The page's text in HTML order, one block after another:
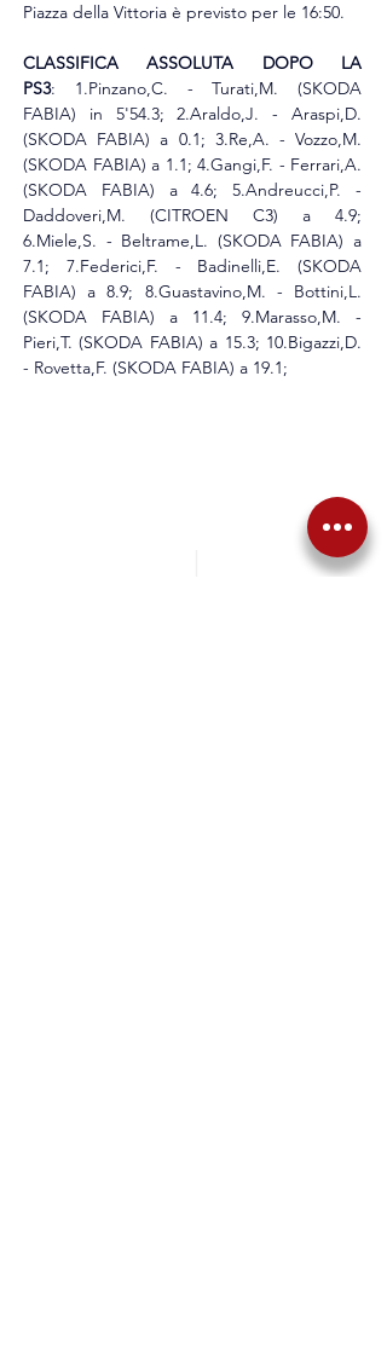
Piazza della Vittoria è previsto per le 16:50.
CLASSIFICA ASSOLUTA DOPO LA
PS3: 1.Pinzano,C. - Turati,M. (SKODA
FABIA) in 5'54.3; 2.Araldo,J. - Araspi,D.
(SKODA FABIA) a 0.1; 3.Re,A. - Vozzo,M.
(SKODA FABIA) a 1.1; 4.Gangi,F. - Ferrari,A.
(SKODA FABIA) a 4.6; 5.Andreucci,P. -
Daddoveri,M. (CITROEN C3) a 4.9;
6.Miele,S. - Beltrame,L. (SKODA FABIA) a
7.1; 7.Federici,F. - Badinelli,E. (SKODA
FABIA) a 8.9; 8.Guastavino,M. - Bottini,L.
(SKODA FABIA) a 11.4; 9.Marasso,M. -
Pieri,T. (SKODA FABIA) a 15.3; 10.Bigazzi,D.
- Rovetta,F. (SKODA FABIA) a 19.1;